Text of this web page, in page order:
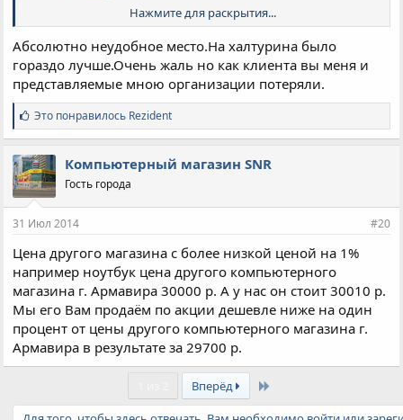
Обслуживание физических и юридических лиц:
пн-вс.: с 9:00 до 19:00, без перерыва и выходных дней.
Нажмите для раскрытия...
Абсолютно неудобное место.На халтурина было
гораздо лучше.Очень жаль но как клиента вы меня и
представляемые мною организации потеряли.
С
и
м
п
а
т
и
:
Это понравилось Rezident
Компьютерный магазин SNR
Гость города
31 Июл 2014 #20
Цена другого магазина с более низкой ценой на 1%
например ноутбук цена другого компьютерного
магазина г. Армавира 30000 р. А у нас он стоит 30010 р.
Мы его Вам продаём по акции дешевле ниже на один
процент от цены другого компьютерного магазина г.
Армавира в результате за 29700 р.
Вперёд Last